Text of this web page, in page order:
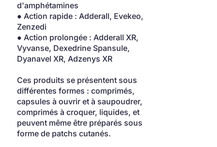
d'amphétamines
● Action rapide : Adderall, Evekeo,
Zenzedi
● Action prolongée : Adderall XR,
Vyvanse, Dexedrine Spansule,
Dyanavel XR, Adzenys XR
Ces produits se présentent sous
différentes formes : comprimés,
capsules à ouvrir et à saupoudrer,
comprimés à croquer, liquides, et
peuvent même être préparés sous
forme de patchs cutanés.